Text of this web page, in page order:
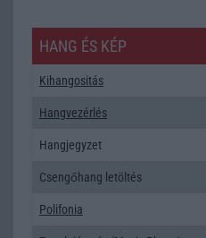
HANG ÉS KÉP
Kihangositás
Hangvezérlés
Hangjegyzet
Csengőhang letöltés
Polifonia